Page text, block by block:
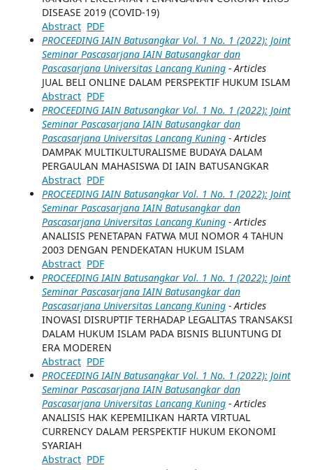
DISEASE 2019 (COVID-19)
Abstract PDF
PROCEEDING IAIN Batusangkar Vol. 1 No. 1 (2022): Joint
Seminar Pascasarjana IAIN Batusangkar dan
Pascasarjana Universitas Lancang Kuning - Articles
JUAL BELI ONLINE DALAM PERSPEKTIF HUKUM ISLAM
Abstract PDF
PROCEEDING IAIN Batusangkar Vol. 1 No. 1 (2022): Joint
Seminar Pascasarjana IAIN Batusangkar dan
Pascasarjana Universitas Lancang Kuning - Articles
DAMPAK MULTIKULTURALISME BUDAYA DALAM
PERGAULAN MAHASISWA DI IAIN BATUSANGKAR
Abstract PDF
PROCEEDING IAIN Batusangkar Vol. 1 No. 1 (2022): Joint
Seminar Pascasarjana IAIN Batusangkar dan
Pascasarjana Universitas Lancang Kuning - Articles
ANALISIS PENETAPAN FATWA MUI NOMOR 4 TAHUN
2003 DENGAN PENDEKATAN HUKUM ISLAM
Abstract PDF
PROCEEDING IAIN Batusangkar Vol. 1 No. 1 (2022): Joint
Seminar Pascasarjana IAIN Batusangkar dan
Pascasarjana Universitas Lancang Kuning - Articles
INOVASI DISRUPTIF TERHADAP LEGALITAS TRANSAKSI
DALAM HUKUM ISLAM PADA BISNIS BLIUNTUNG DI
ERA MODEREN
Abstract PDF
PROCEEDING IAIN Batusangkar Vol. 1 No. 1 (2022): Joint
Seminar Pascasarjana IAIN Batusangkar dan
Pascasarjana Universitas Lancang Kuning - Articles
ANALISIS HAK KEPEMILIKAN HARTA VIRTUAL
CURRENCY DALAM PERSPEKTIF HUKUM EKONOMI
SYARIAH
Abstract PDF